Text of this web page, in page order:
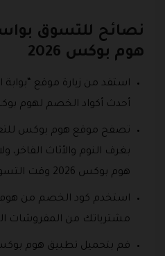
نصائح للتسوق
هوم بوكس 2026
استفد من زيارة موقع “بوابة
أحدث أكواد الخصم لهوم
تصفح موقع هوم بوكس
بغرف النوم والأثاث
هوم بوكس 2026 وقت التسوق.
مشترياتك من المفروشات
قم بتحميل تطبيق هوم